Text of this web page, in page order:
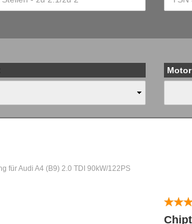
für Audi A4 (B9) 2.0 TDI 90kW/122PS